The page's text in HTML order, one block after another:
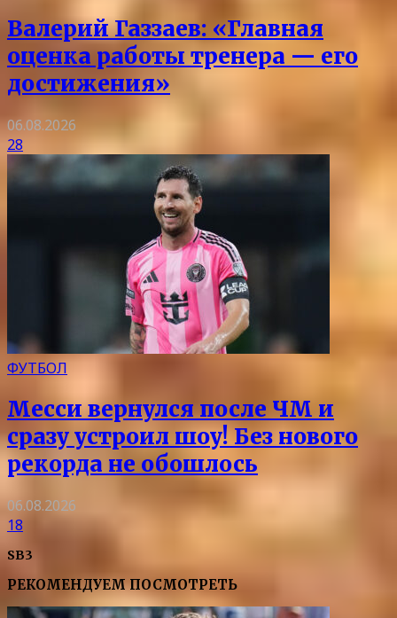
Валерий Газзаев: «Главная
оценка работы тренера — его
достижения»
06.08.2026
28
ФУТБОЛ
Месси вернулся после ЧМ и
сразу устроил шоу! Без нового
рекорда не обошлось
06.08.2026
18
SB3
РЕКОМЕНДУЕМ ПОСМОТРЕТЬ